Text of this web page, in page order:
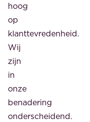
hoog
op
klanttevredenheid.
Wij
zijn
in
onze
benadering
onderscheidend.